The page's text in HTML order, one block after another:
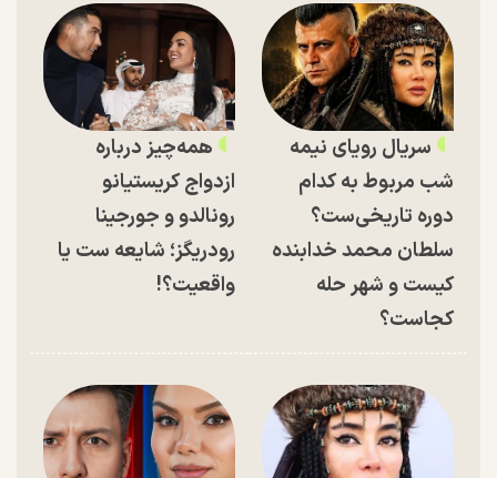
سریال رویای نیمه
شب مربوط به کدام
دوره تاریخی‌ست؟
سلطان محمد خدابنده
کیست و شهر حله
کجاست؟
همه‌چیز درباره
ازدواج کریستیانو
رونالدو و جورجینا
رودریگز؛ شایعه ست یا
واقعیت؟!